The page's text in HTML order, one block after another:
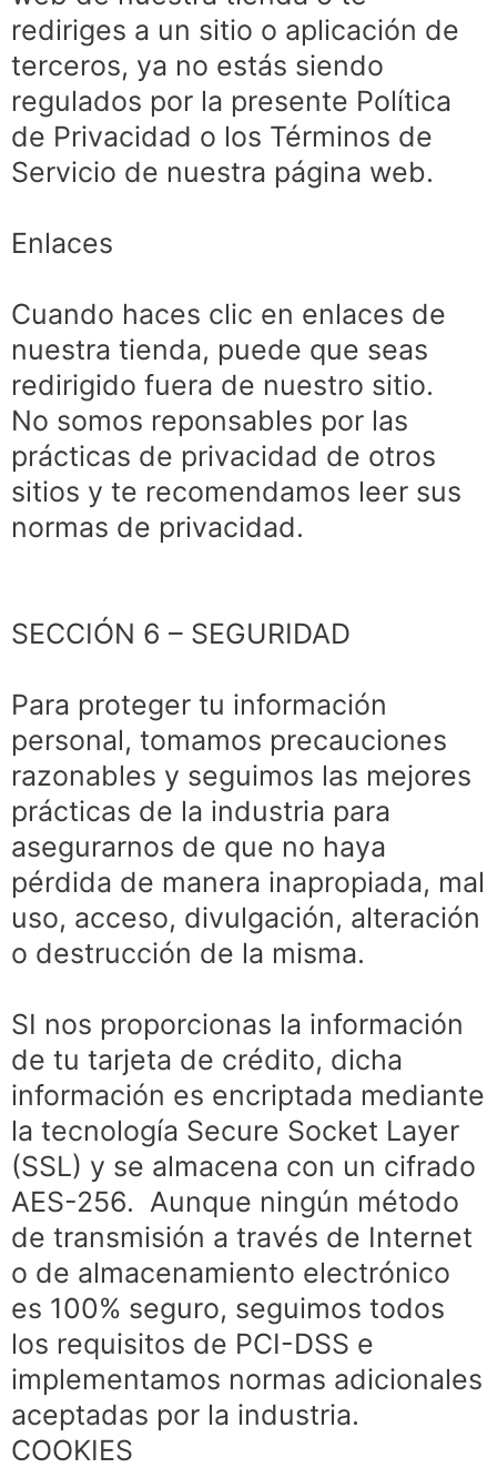
rediriges a un sitio o aplicación de
terceros, ya no estás siendo
regulados por la presente Política
de Privacidad o los Términos de
Servicio de nuestra página web.
Enlaces
Cuando haces clic en enlaces de
nuestra tienda, puede que seas
redirigido fuera de nuestro sitio.
No somos reponsables por las
prácticas de privacidad de otros
sitios y te recomendamos leer sus
normas de privacidad.
SECCIÓN 6 – SEGURIDAD
Para proteger tu información
personal, tomamos precauciones
razonables y seguimos las mejores
prácticas de la industria para
asegurarnos de que no haya
pérdida de manera inapropiada, mal
uso, acceso, divulgación, alteración
o destrucción de la misma.
SI nos proporcionas la información
de tu tarjeta de crédito, dicha
información es encriptada mediante
la tecnología Secure Socket Layer
(SSL) y se almacena con un cifrado
AES-256. Aunque ningún método
de transmisión a través de Internet
o de almacenamiento electrónico
es 100% seguro, seguimos todos
los requisitos de PCI-DSS e
implementamos normas adicionales
aceptadas por la industria.
COOKIES